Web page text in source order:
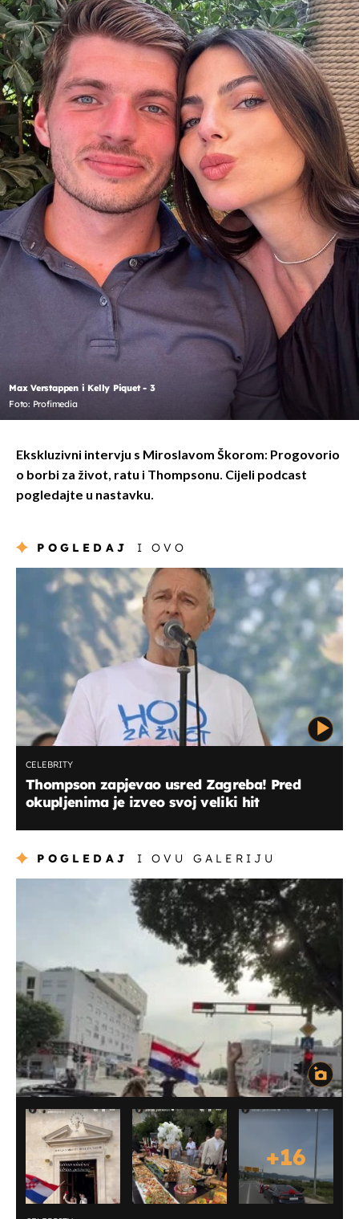
Max Verstappen i Kelly Piquet - 3
Foto: Profimedia
Ekskluzivni intervju s Miroslavom Škorom: Progovorio
o borbi za život, ratu i Thompsonu. Cijeli podcast
pogledajte u nastavku.
POGLEDAJ I OVO
CELEBRITY
Thompson zapjevao usred Zagreba! Pred
okupljenima je izveo svoj veliki hit
POGLEDAJ I OVU GALERIJU
+16